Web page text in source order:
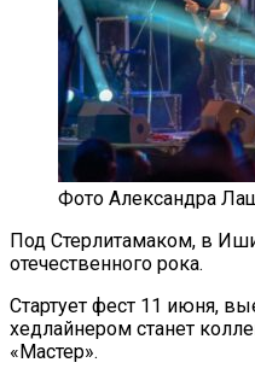
Фото Александра
Под Стерлитамаком, в
отечественного рока.
Стартует фест 11 июня,
хедлайнером станет
«Мастер».